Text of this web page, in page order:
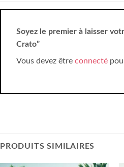
Soyez le premier à laisser
Crato”
Vous devez être connecté
PRODUITS SIMILAIRES